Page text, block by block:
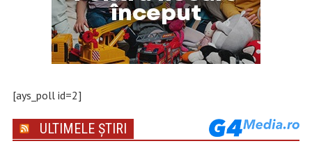
[ays_poll id=2]
ULTIMELE ȘTIRI